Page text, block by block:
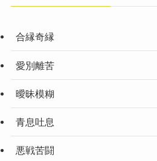
合縁奇縁
愛別離苦
曖昧模糊
青息吐息
悪戦苦闘